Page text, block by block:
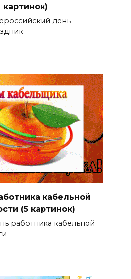
картинок)
день
кабельной
(5 картинок)
работника кабельной